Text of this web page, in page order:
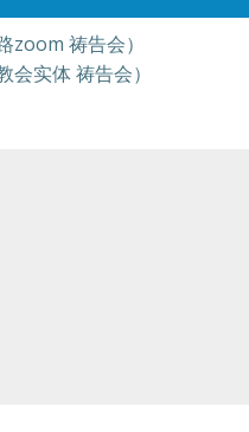
zoom 祷告会）
实体 祷告会）